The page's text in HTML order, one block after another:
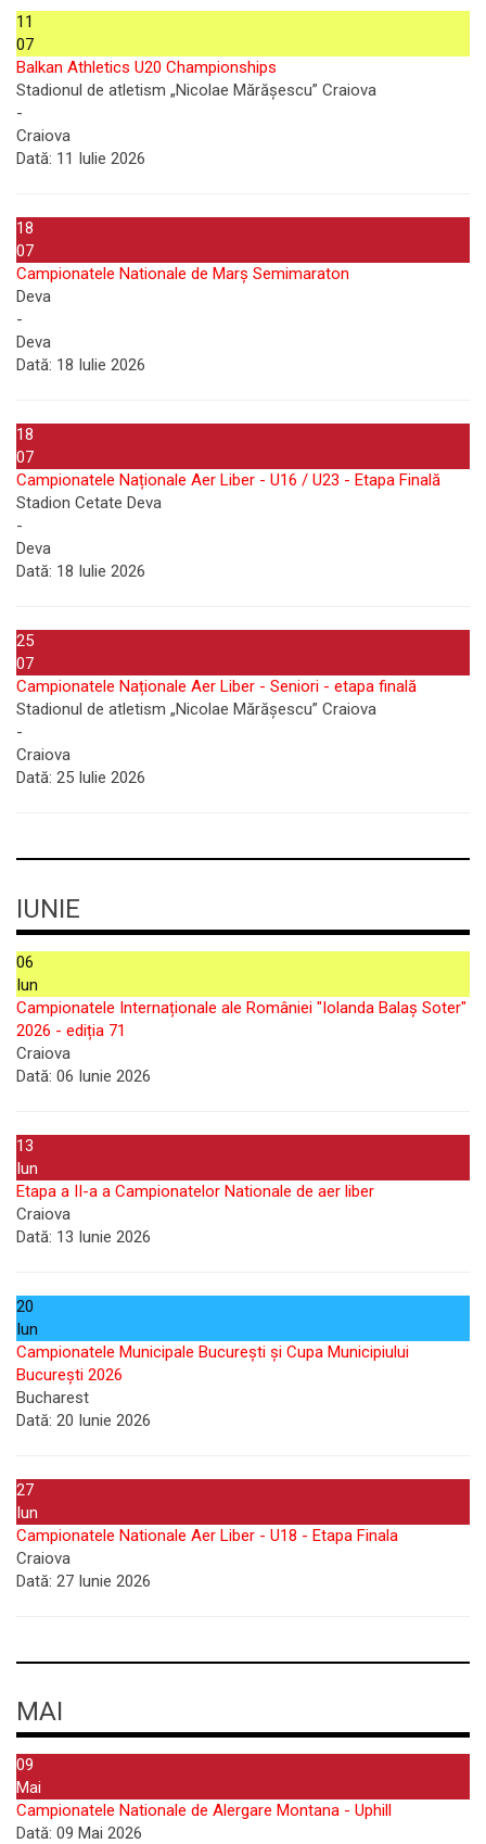
11
07
Balkan Athletics U20 Championships
Stadionul de atletism „Nicolae Mărășescu” Craiova
-
Craiova
Dată: 11 Iulie 2026
18
07
Campionatele Nationale de Marș Semimaraton
Deva
-
Deva
Dată: 18 Iulie 2026
18
07
Campionatele Naționale Aer Liber - U16 / U23 - Etapa Finală
Stadion Cetate Deva
-
Deva
Dată: 18 Iulie 2026
25
07
Campionatele Naționale Aer Liber - Seniori - etapa finală
Stadionul de atletism „Nicolae Mărășescu” Craiova
-
Craiova
Dată: 25 Iulie 2026
IUNIE
06
Iun
Campionatele Internaționale ale României "Iolanda Balaș Soter"
2026 - ediția 71
Craiova
Dată: 06 Iunie 2026
13
Iun
Etapa a II-a a Campionatelor Nationale de aer liber
Craiova
Dată: 13 Iunie 2026
20
Iun
Campionatele Municipale București și Cupa Municipiului
București 2026
Bucharest
Dată: 20 Iunie 2026
27
Iun
Campionatele Nationale Aer Liber - U18 - Etapa Finala
Craiova
Dată: 27 Iunie 2026
MAI
09
Mai
Campionatele Nationale de Alergare Montana - Uphill
Dată: 09 Mai 2026